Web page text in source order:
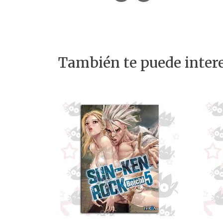
También te puede